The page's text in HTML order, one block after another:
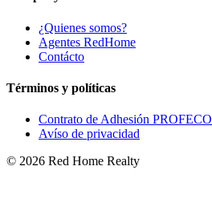
¿Quienes somos?
Agentes RedHome
Contácto
Términos y políticas
Contrato de Adhesión PROFECO
Avíso de privacidad
© 2026 Red Home Realty